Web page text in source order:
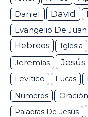
Daniel David
Evangelio De Juan
Hebreos
Iglesia
Jeremías Jesús
Levítico
Lucas
Números Oración
Palabras De Jesús